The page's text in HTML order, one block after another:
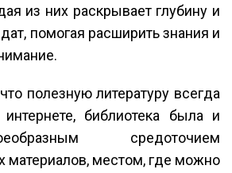
из них раскрывает глубину и
помогая расширить знания и
полезную литературу всегда
библиотека была и
средоточием
материалов, местом, где можно